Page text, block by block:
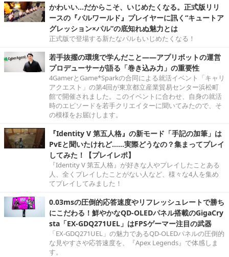
かわいい…だからこそ、いじめたくなる。正式版リリ
ースの『パルワールド』プレイヤーに訊く“キュートア
グレッション×パル”の底知れぬ魅力とは
正式版で登場する新たなパルもいじめたくなる！
若手抜擢の環境で学んだこと――アプリボットの運営
プロデューサーが語る「巻き込み力」の重要性
4GamerとGame*Sparkの合同による就活イベント「キャリ
アクエスト」の第4回が東京都立産業貿易センター浜松町
館で開催されました。このイベントに合わせ、自身の就活
時のエピソードを若手クリエイターに聞いてみたので、そ
の模様をお届けします。
『Identity V 第五人格』の新モード「手記の加筆」は
PvEと聞いたけれど……実際どうなの？集まってプレイ
してみた！【プレイレポ】
『Identity V 第五人格』が好きな人やプレイしたことある
人、全くプレイしたことがない人など、様々な4人を集め
てプレイしてみました！
0.03msの圧倒的応答速度やリフレッシュレートで勝ち
にこだわる！鮮やかなQD-OLEDパネル搭載のGigaCry
sta「EX-GDQ271UEL」はFPSゲーマー注目の武器
「EX-GDQ271UEL」の魅力であるQD-OLEDパネルの圧倒的
な見やすさや応答速度を、『Apex Legends』で体感しま
す。